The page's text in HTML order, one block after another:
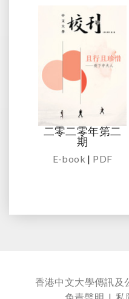
二零二零年第二
期
E-book | PDF
香港中文大學傳訊及